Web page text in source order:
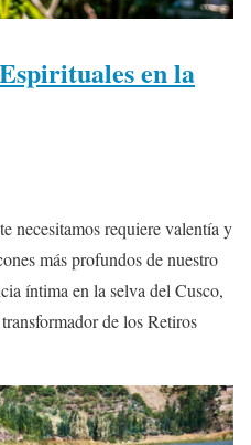
en la
necesitamos requiere valentía y
más profundos de nuestro
íntima en la selva del Cusco,
de los Retiros